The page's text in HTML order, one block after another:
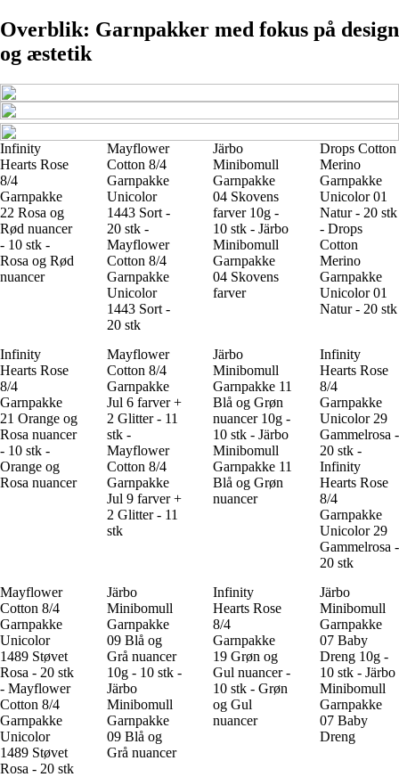
Overblik: Garnpakker med fokus på design
og æstetik
Infinity
Hearts Rose
8/4
Garnpakke
22 Rosa og
Rød nuancer
- 10 stk -
Rosa og Rød
nuancer
Mayflower
Cotton 8/4
Garnpakke
Unicolor
1443 Sort -
20 stk -
Mayflower
Cotton 8/4
Garnpakke
Unicolor
1443 Sort -
20 stk
Järbo
Minibomull
Garnpakke
04 Skovens
farver 10g -
10 stk - Järbo
Minibomull
Garnpakke
04 Skovens
farver
Drops Cotton
Merino
Garnpakke
Unicolor 01
Natur - 20 stk
- Drops
Cotton
Merino
Garnpakke
Unicolor 01
Natur - 20 stk
Infinity
Hearts Rose
8/4
Garnpakke
21 Orange og
Rosa nuancer
- 10 stk -
Orange og
Rosa nuancer
Mayflower
Cotton 8/4
Garnpakke
Jul 6 farver +
2 Glitter - 11
stk -
Mayflower
Cotton 8/4
Garnpakke
Jul 9 farver +
2 Glitter - 11
stk
Järbo
Minibomull
Garnpakke 11
Blå og Grøn
nuancer 10g -
10 stk - Järbo
Minibomull
Garnpakke 11
Blå og Grøn
nuancer
Infinity
Hearts Rose
8/4
Garnpakke
Unicolor 29
Gammelrosa -
20 stk -
Infinity
Hearts Rose
8/4
Garnpakke
Unicolor 29
Gammelrosa -
20 stk
Mayflower
Cotton 8/4
Garnpakke
Unicolor
1489 Støvet
Rosa - 20 stk
- Mayflower
Cotton 8/4
Garnpakke
Unicolor
1489 Støvet
Rosa - 20 stk
Järbo
Minibomull
Garnpakke
09 Blå og
Grå nuancer
10g - 10 stk -
Järbo
Minibomull
Garnpakke
09 Blå og
Grå nuancer
Infinity
Hearts Rose
8/4
Garnpakke
19 Grøn og
Gul nuancer -
10 stk - Grøn
og Gul
nuancer
Järbo
Minibomull
Garnpakke
07 Baby
Dreng 10g -
10 stk - Järbo
Minibomull
Garnpakke
07 Baby
Dreng